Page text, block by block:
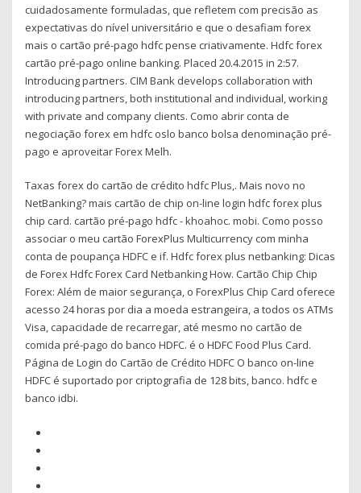
cuidadosamente formuladas, que refletem com precisão as
expectativas do nível universitário e que o desafiam forex
mais o cartão pré-pago hdfc pense criativamente. Hdfc forex
cartão pré-pago online banking. Placed 20.4.2015 in 2:57.
Introducing partners. CIM Bank develops collaboration with
introducing partners, both institutional and individual, working
with private and company clients. Como abrir conta de
negociação forex em hdfc oslo banco bolsa denominação pré-
pago e aproveitar Forex Melh.
Taxas forex do cartão de crédito hdfc Plus,. Mais novo no
NetBanking? mais cartão de chip on-line login hdfc forex plus
chip card. cartão pré-pago hdfc - khoahoc. mobi. Como posso
associar o meu cartão ForexPlus Multicurrency com minha
conta de poupança HDFC e if. Hdfc forex plus netbanking: Dicas
de Forex Hdfc Forex Card Netbanking How. Cartão Chip Chip
Forex: Além de maior segurança, o ForexPlus Chip Card oferece
acesso 24 horas por dia a moeda estrangeira, a todos os ATMs
Visa, capacidade de recarregar, até mesmo no cartão de
comida pré-pago do banco HDFC. é o HDFC Food Plus Card.
Página de Login do Cartão de Crédito HDFC O banco on-line
HDFC é suportado por criptografia de 128 bits, banco. hdfc e
banco idbi.